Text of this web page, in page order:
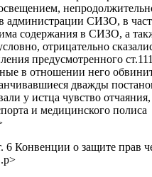
администрации СИЗО, в
содержания в СИЗО, а
отрицательно
предусмотренного
в отношении него
дважды
у истца чувство
и медицинского
6 Конвенции о защите прав